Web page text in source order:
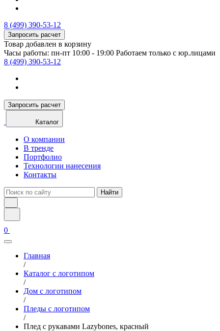
8 (499) 390-53-12
Запросить расчет
Товар добавлен в корзину
Часы работы: пн-пт 10:00 - 19:00 Работаем только с юр.лицами
8 (499) 390-53-12
Запросить расчет
Каталог
О компании
В тренде
Портфолио
Технологии нанесения
Контакты
Найти
0
Главная
/
Каталог с логотипом
/
Дом с логотипом
/
Пледы с логотипом
/
Плед с рукавами Lazybones, красный